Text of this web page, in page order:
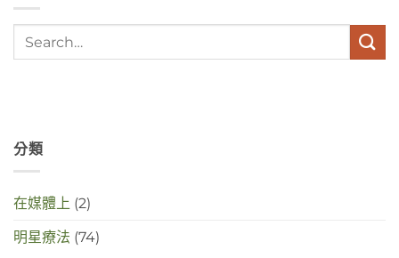
maken
in
分類
在媒體上 (2)
明星療法 (74)